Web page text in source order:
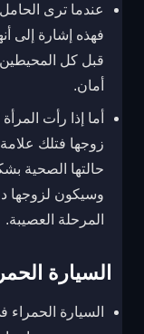
عندما ترى
فهذه إشارة إلى
قبل كل
أمان.
أما إذا رأت
زوجها فتلك
حالتها الصحية
وسيكون لزوجها
المرحلة العصيبة.
السيارة
السيارة الحمراء